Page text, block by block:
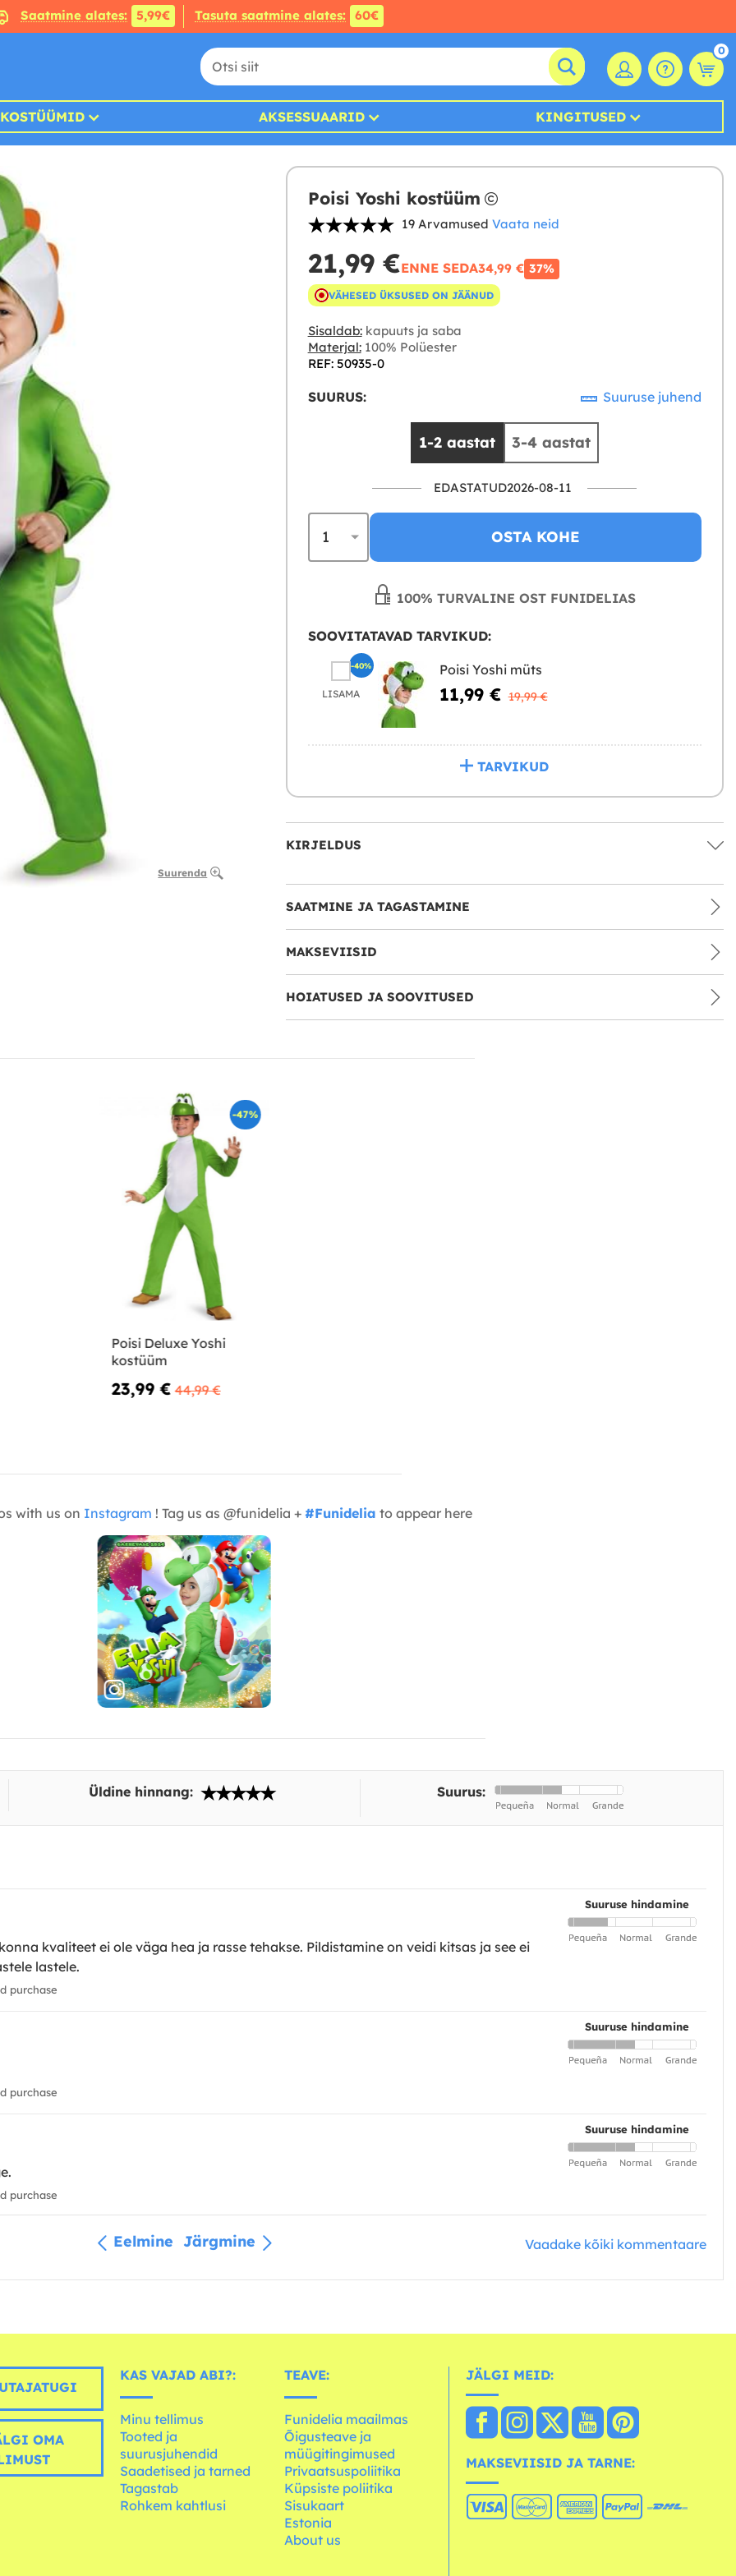
Saatmine alates: 5,99€ Tasuta saatmine alates: 60€
0
KOSTÜÜMID AKSESSUAARID KINGITUSED
Suurenda
Poisi Yoshi kostüüm
19 Arvamused Vaata neid
21,99 €ENNE SEDA34,99 € 37%
VÄHESED ÜKSUSED ON JÄÄNUD
Sisaldab:kapuuts ja saba
Materjal:100% Polüester
REF: 50935-0
SUURUS: Suuruse juhend
1-2 aastat 3-4 aastat
EDASTATUD2026-08-11
OSTA KOHE
100% TURVALINE OST FUNIDELIAS
SOOVITATAVAD TARVIKUD:
LISAMA
Poisi Yoshi müts
11,99 € 19,99 €
-40%
TARVIKUD
KIRJELDUS
SAATMINE JA TAGASTAMINE
MAKSEVIISID
HOIATUSED JA SOOVITUSED
-47%
Poisi Deluxe Yoshi
kostüüm
23,99 € 44,99 €
with us on Instagram ! Tag us as @funidelia + #Funidelia to appear here
Üldine hinnang: Suurus:
Suuruse hindamine
kvaliteet ei ole väga hea ja rasse tehakse. Pildistamine on veidi kitsas ja see ei
lastele.
purchase
Suuruse hindamine
purchase
Suuruse hindamine
purchase
Eelmine Järgmine Vaadake kõiki kommentaare
OMA
KAS VAJAD ABI?:
Minu tellimus
Tooted ja
suurusjuhendid
Saadetised ja tarned
Tagastab
Rohkem kahtlusi
TEAVE:
Funidelia maailmas
Õigusteave ja
müügitingimused
Privaatsuspoliitika
Küpsiste poliitika
Sisukaart
Estonia
About us
JÄLGI MEID:
MAKSEVIISID JA TARNE: